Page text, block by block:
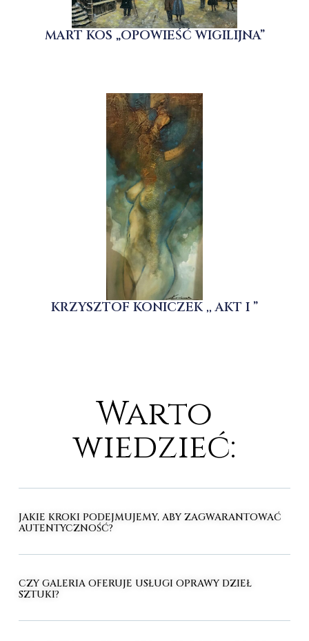
MART KOS „OPOWIEŚĆ WIGILIJNA”
KRZYSZTOF KONICZEK ,, AKT I ”
Warto
wiedzieć:
JAKIE KROKI PODEJMUJEMY, ABY ZAGWARANTOWAĆ
AUTENTYCZNOŚĆ?
CZY GALERIA OFERUJE USŁUGI OPRAWY DZIEŁ
SZTUKI?